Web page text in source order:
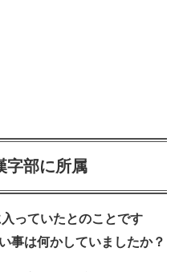
字部に所属
っていたとのことです
事は何かしていましたか？